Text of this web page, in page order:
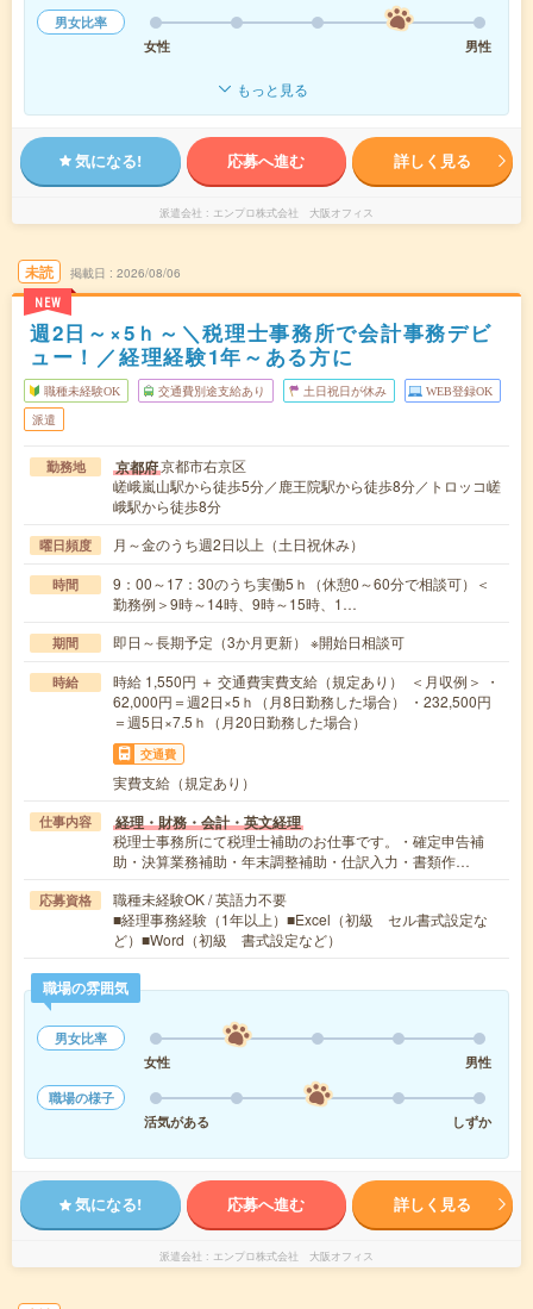
男女比率
女性
男性
もっと見る
気になる! 応募へ進む 詳しく見る
派遣会社 エンプロ株式会社 大阪オフィス
未読
NEW
掲載日 2026/08/06
週2日～×5ｈ～＼税理士事務所で会計事務デビ
ュー！／経理経験1年～ある方に
職種未経験OK 交通費別途支給あり 土日祝日が休み WEB登録OK
派遣
勤務地 京都府京都市右京区
嵯峨嵐山駅から徒歩5分／鹿王院駅から徒歩8分／トロッコ嵯
峨駅から徒歩8分
曜日頻度 月～金のうち週2日以上（土日祝休み）
時間
9：00～17：30のうち実働5ｈ（休憩0～60分で相談可）＜
勤務例＞9時～14時、9時～15時、1…
期間 即日～長期予定（3か月更新） ※開始日相談可
時給
時給 1,550円 ＋ 交通費実費支給（規定あり） ＜月収例＞ ・
62,000円＝週2日×5ｈ（月8日勤務した場合） ・232,500円
＝週5日×7.5ｈ（月20日勤務した場合）
交通費
実費支給（規定あり）
仕事内容 経理・財務・会計・英文経理
税理士事務所にて税理士補助のお仕事です。・確定申告補
助・決算業務補助・年末調整補助・仕訳入力・書類作…
応募資格
職種未経験OK / 英語力不要
■経理事務経験（1年以上）■Excel（初級 セル書式設定な
ど）■Word（初級 書式設定など）
職場の雰囲気
男女比率
女性
男性
職場の様子
活気がある
しずか
気になる! 応募へ進む 詳しく見る
派遣会社 エンプロ株式会社 大阪オフィス